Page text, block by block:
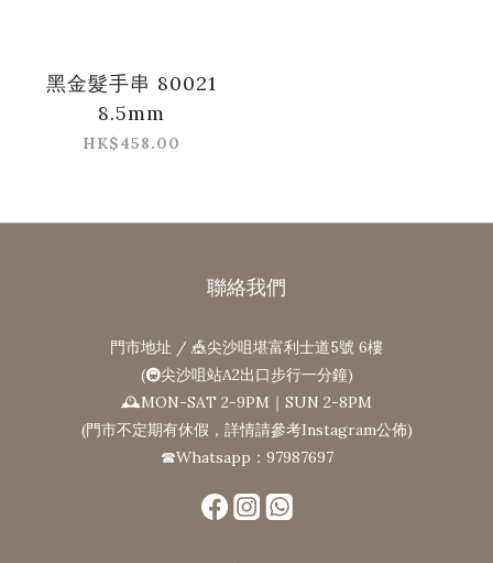
黑金髮手串 80021
8.5mm
HK$458.00
聯絡我們
門市地址 / 🎪尖沙咀堪富利士道5號 6樓
(🚇尖沙咀站A2出口步行一分鐘)
🕰MON-SAT 2-9PM｜SUN 2-8PM
(門市不定期有休假，詳情請參考Instagram公佈)
☎Whatsapp：97987697